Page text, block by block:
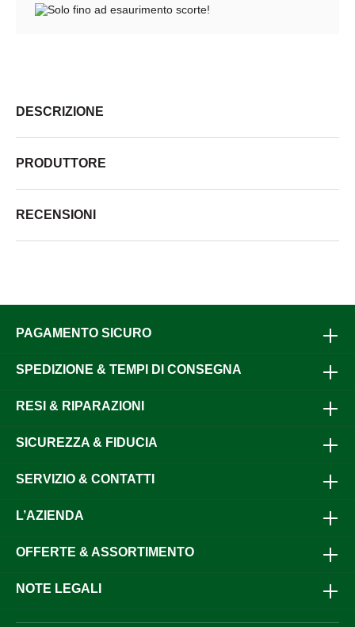
Solo fino ad esaurimento scorte!
DESCRIZIONE
PRODUTTORE
RECENSIONI
PAGAMENTO SICURO
SPEDIZIONE & TEMPI DI CONSEGNA
RESI & RIPARAZIONI
SICUREZZA & FIDUCIA
SERVIZIO & CONTATTI
L’AZIENDA
OFFERTE & ASSORTIMENTO
NOTE LEGALI